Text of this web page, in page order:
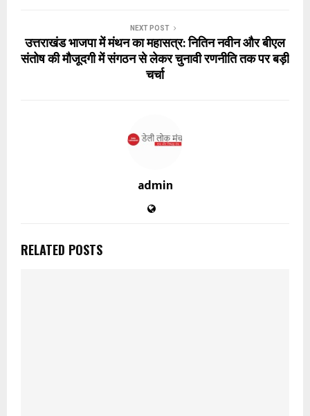
NEXT POST
उत्तराखंड भाजपा में मंथन का महासत्र: नितिन नवीन और बीएल
संतोष की मौजूदगी में संगठन से लेकर चुनावी रणनीति तक पर बड़ी
चर्चा
admin
RELATED POSTS